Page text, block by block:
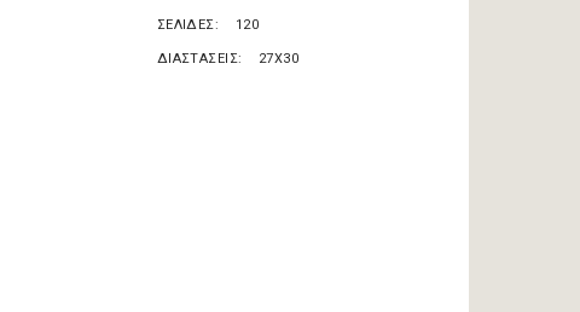
ΣΕΛΙΔΕΣ 120
ΔΙΑΣΤΑΣΕΙΣ 27X30